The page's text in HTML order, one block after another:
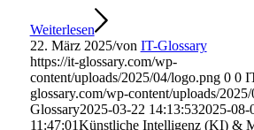
Weiterlesen
22. März 2025/von IT-Glossary
https://it-glossary.com/wp-
content/uploads/2025/04/logo.png 0 0
glossary.com/wp-content/uploads/
Glossary2025-03-22 14:13:532025-08-
11:47:01Künstliche Intelligenz (KI) &